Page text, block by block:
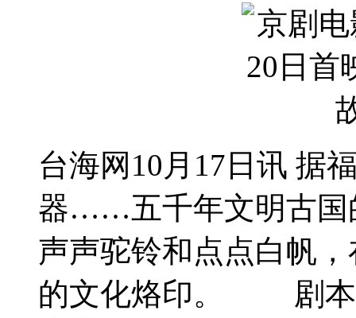
台海网10月17日讯 据
器……五千年文明古国
声声驼铃和点点白帆
的文化烙印。 剧本